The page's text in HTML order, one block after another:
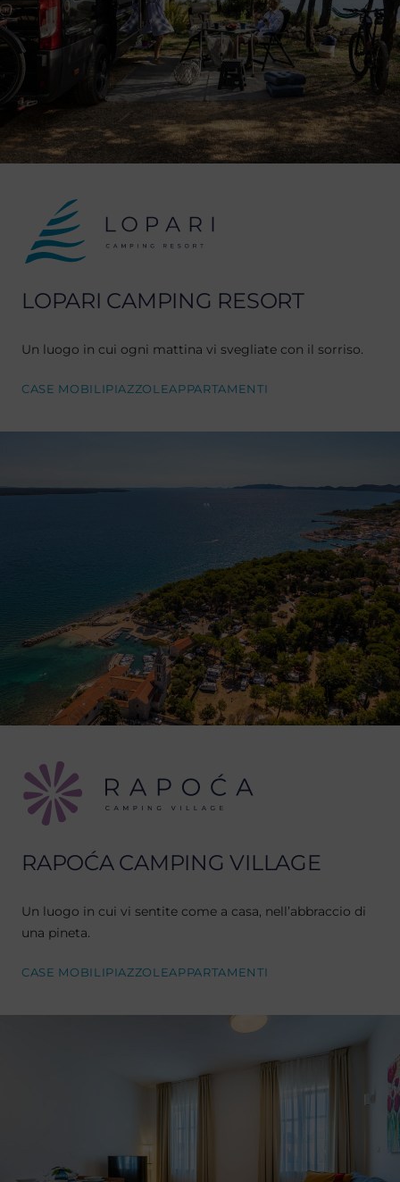
LOPARI CAMPING RESORT
Un luogo in cui ogni mattina vi svegliate con il sorriso.
CASE MOBILIPIAZZOLEAPPARTAMENTI
RAPOĆA CAMPING VILLAGE
Un luogo in cui vi sentite come a casa, nell’abbraccio di
una pineta.
CASE MOBILIPIAZZOLEAPPARTAMENTI